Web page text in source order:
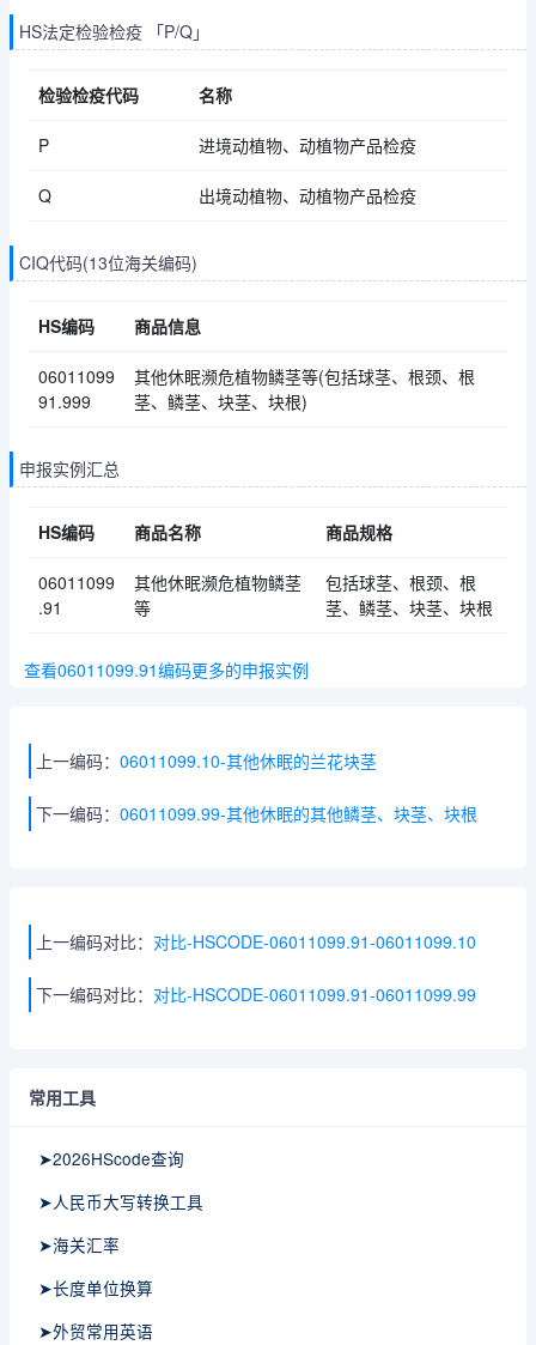
HS法定检验检疫 「P/Q」
检验检疫代码 名称
P 进境动植物、动植物产品检疫
Q 出境动植物、动植物产品检疫
CIQ代码(13位海关编码)
HS编码 商品信息
06011099
91.999
其他休眠濒危植物鳞茎等(包括球茎、根颈、根
茎、鳞茎、块茎、块根)
申报实例汇总
HS编码 商品名称 商品规格
06011099
.91
其他休眠濒危植物鳞茎
等
包括球茎、根颈、根
茎、鳞茎、块茎、块根
查看06011099.91编码更多的申报实例
上一编码： 06011099.10-其他休眠的兰花块茎
下一编码： 06011099.99-其他休眠的其他鳞茎、块茎、块根
上一编码对比： 对比-HSCODE-06011099.91-06011099.10
下一编码对比： 对比-HSCODE-06011099.91-06011099.99
常用工具
➤2026HScode查询
➤人民币大写转换工具
➤海关汇率
➤长度单位换算
➤外贸常用英语